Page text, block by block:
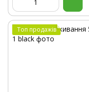
Топ продажів